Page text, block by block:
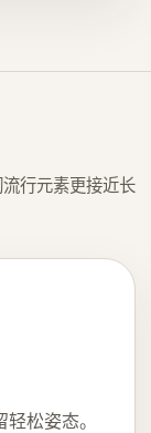
行元素更接近长
松姿态。